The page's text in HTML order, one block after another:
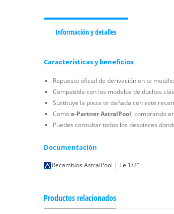
Información y detalles
Características y beneficios
Repuesto oficial de derivación en te
Compatible con los modelos de duchas
Sustituye la pieza te dañada con este
Comoe-Partner AstralPool, comprando
Puedes consultar todos los despieces
Documentación
Recambios AstralPool | Te 1/2"
Productos relacionados